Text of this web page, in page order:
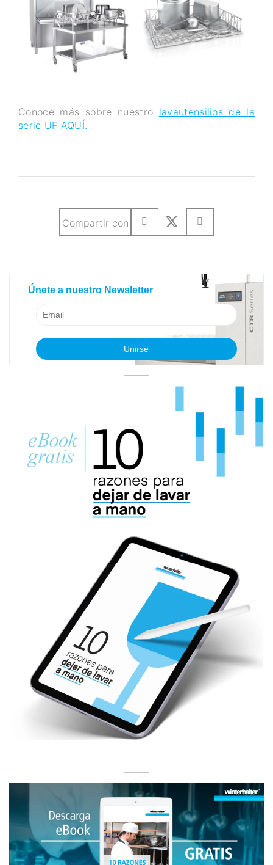
Conoce más sobre nuestro lavautensilios de la
serie UF AQUÍ.
Compartir con
Únete a nuestro Newsletter